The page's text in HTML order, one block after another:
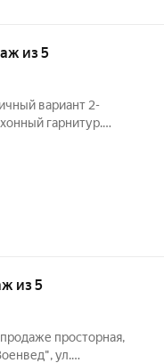
из 5
гарнитур.
водой
из 5
ул.